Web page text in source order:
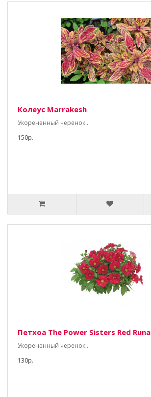
Колеус Marrakesh
Укорененный черенок..
150р.
Петхоа The Power Sisters Red Runa
Укорененный черенок..
130р.